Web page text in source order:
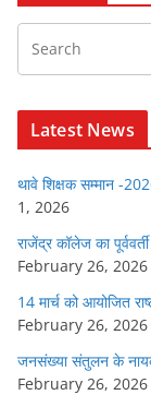
Latest News
थावे शिक्षक सम्मान -
1, 2026
राजेंद्र कॉलेज का
February 26, 2026
14 मार्च को आयोजित
February 26, 2026
जनसंख्या संतुलन के
February 26, 2026